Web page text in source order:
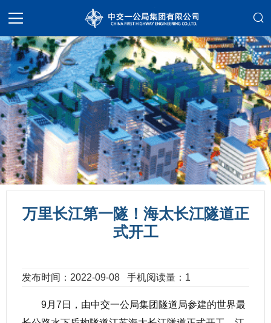
万里长江第一隧！海太长江隧道正
式开工
发布时间：2022-09-08 手机阅读量：1
9月7日，由中交一公局集团隧道局参建的世界最